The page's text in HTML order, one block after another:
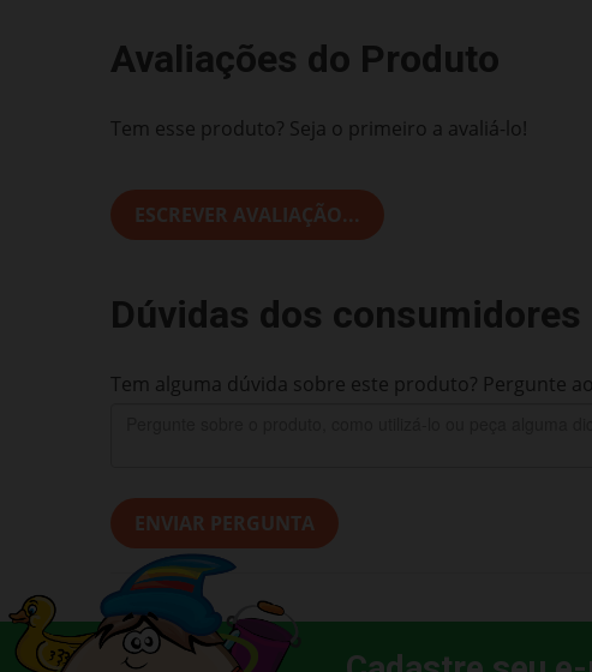
Avaliações do Produto
Tem esse produto? Seja o primeiro a avaliá-lo!
ESCREVER AVALIAÇÃO...
Dúvidas dos consumidores
Tem alguma dúvida sobre este produto? Pergunte
ENVIAR PERGUNTA